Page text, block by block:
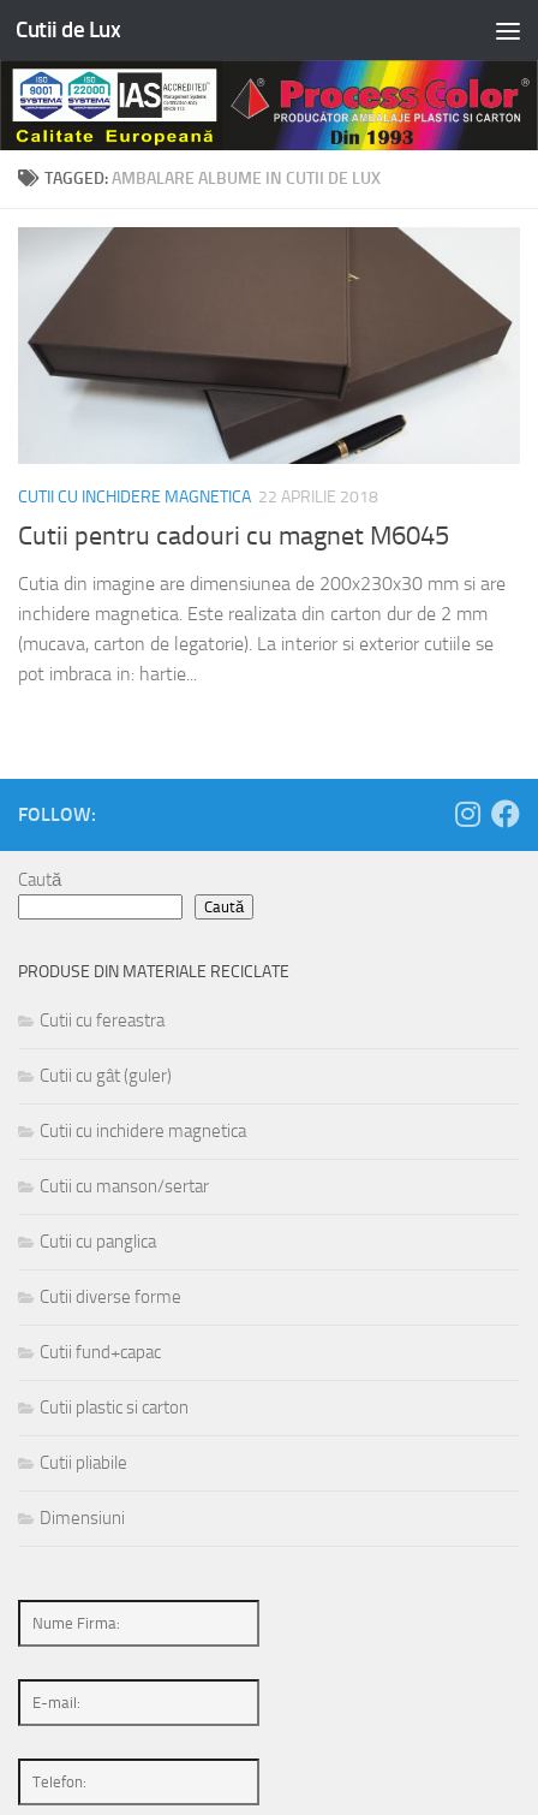
Skip to content
Cutii de Lux
TAGGED:AMBALARE ALBUME IN CUTII DE LUX
CUTII CU INCHIDERE MAGNETICA 22 APRILIE 2018
Cutii pentru cadouri cu magnet M6045
Cutia din imagine are dimensiunea de 200x230x30 mm si are
inchidere magnetica. Este realizata din carton dur de 2 mm
(mucava, carton de legatorie). La interior si exterior cutiile se
pot imbraca in: hartie...
FOLLOW:
Caută
Caută
PRODUSE DIN MATERIALE RECICLATE
Cutii cu fereastra
Cutii cu gât (guler)
Cutii cu inchidere magnetica
Cutii cu manson/sertar
Cutii cu panglica
Cutii diverse forme
Cutii fund+capac
Cutii plastic si carton
Cutii pliabile
Dimensiuni